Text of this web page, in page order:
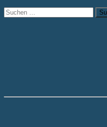
Suchen
nach: